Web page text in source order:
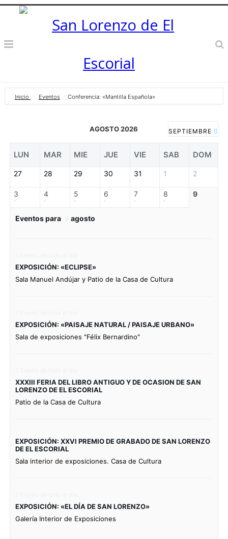
Inicio Eventos Conferencia: «Mantilla Española»
AGOSTO 2026 SEPTIEMBRE
LUN MAR MIE JUE VIE SAB DOM
27 28 29 30 31 1 2
3 4 5 6 7 8 9
Eventos para agosto
EXPOSICIÓN: «ECLIPSE»
Sala Manuel Andújar y Patio de la Casa de Cultura
EXPOSICIÓN: «PAISAJE NATURAL / PAISAJE URBANO»
Sala de exposiciones "Félix Bernardino"
XXXIII FERIA DEL LIBRO ANTIGUO Y DE OCASION DE SAN
LORENZO DE EL ESCORIAL
Patio de la Casa de Cultura
EXPOSICIÓN: XXVI PREMIO DE GRABADO DE SAN LORENZO
DE EL ESCORIAL
Sala interior de exposiciones. Casa de Cultura
EXPOSICIÓN: «EL DÍA DE SAN LORENZO»
Galería Interior de Exposiciones